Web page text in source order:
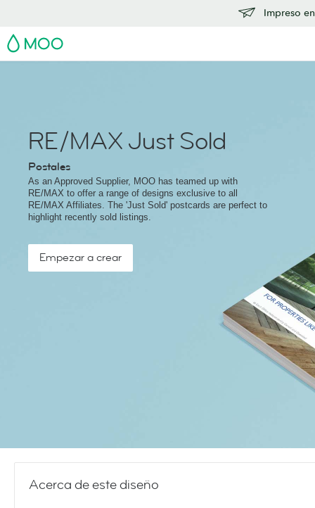
Impreso
MOO
RE/MAX Just Sold
Postales
As an Approved Supplier, MOO has teamed up with
RE/MAX to offer a range of designs exclusive to all
RE/MAX Affiliates. The 'Just Sold' postcards are perfect to
highlight recently sold listings.
Empezar a crear
Acerca de este diseño